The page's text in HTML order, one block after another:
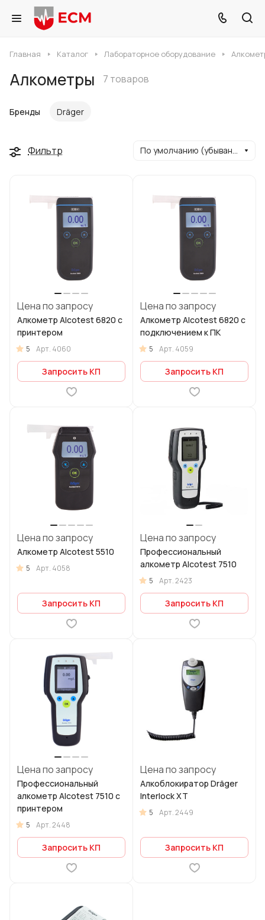
Главная Каталог Лабораторное оборудование
Алкометры 7 товаров
Бренды Dräger
Фильтр По умолчанию (убывание)
Цена по запросу
Алкометр Alcotest 6820 с
принтером
5 Арт. 4060
Запросить КП
Цена по запросу
Алкометр Alcotest 6820 с
подключением к ПК
5 Арт. 4059
Запросить КП
Цена по запросу
Алкометр Alcotest 5510
5 Арт. 4058
Запросить КП
Цена по запросу
Профессиональный
алкометр Alcotest 7510
5 Арт.2423
Запросить КП
Цена по запросу
Профессиональный
алкометр Alcotest 7510 с
принтером
5 Арт.2448
Запросить КП
Цена по запросу
Алкоблокиратор Dräger
Interlock XT
5 Арт.2449
Запросить КП